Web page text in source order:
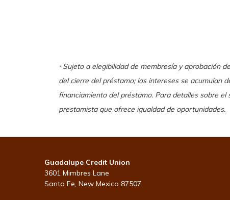
* Sujeto a elegibilidad de membresía y aprobación
del cierre del préstamo; los intereses se acumulan
financiamiento del préstamo. Para detalles sobre
prestamista que ofrece igualdad de oportunidades.
Guadalupe Credit Union
3601 Mimbres Lane
Santa Fe, New Mexico 87507